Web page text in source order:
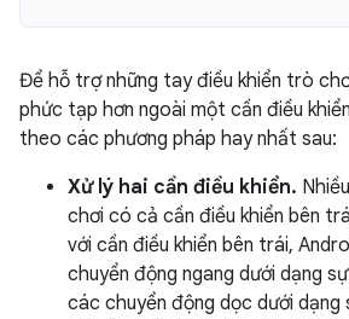
Để hỗ trợ những tay điều khiển trò
phức tạp hơn ngoài một cần điều
theo các phương pháp hay nhất sau:
Xử lý hai cần điều khiển.
chơi có cả cần điều khiển bên
với cần điều khiển bên trái,
chuyển động ngang dưới dạng
các chuyển động dọc dưới dạng